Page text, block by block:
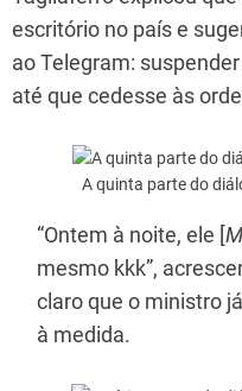
escritório no país e
ao Telegram:
até que cedesse às
A quinta parte do
“Ontem à noite, ele [
mesmo kkk”,
claro que o ministro
à medida.